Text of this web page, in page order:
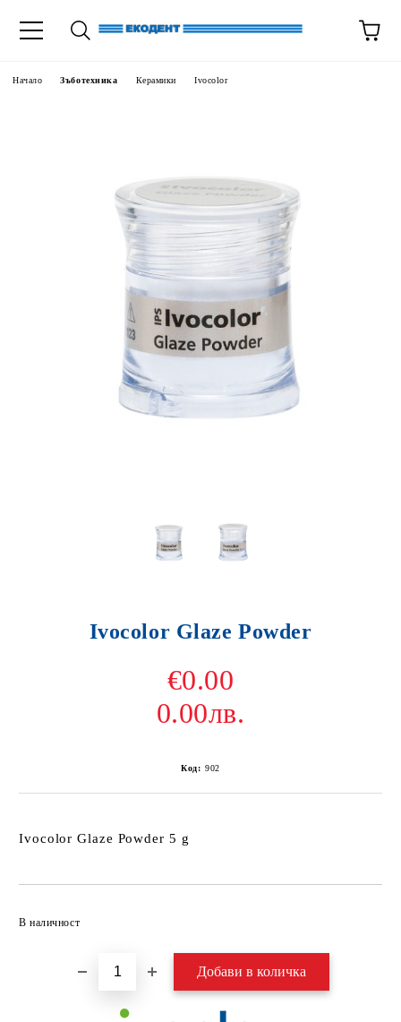
Начало Зъботехника Керамики Ivocolor
Ivocolor Glaze Powder
€0.00
0.00лв.
Код: 902
Ivocolor Glaze Powder 5 g
В наличност